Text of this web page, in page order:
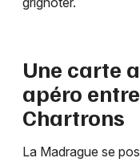
Une carte
apéro
Chartrons
La Madrague se